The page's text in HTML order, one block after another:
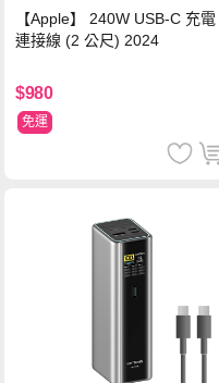
【Apple】 240W USB-C 充電
連接線 (2 公尺) 2024
$980
免運